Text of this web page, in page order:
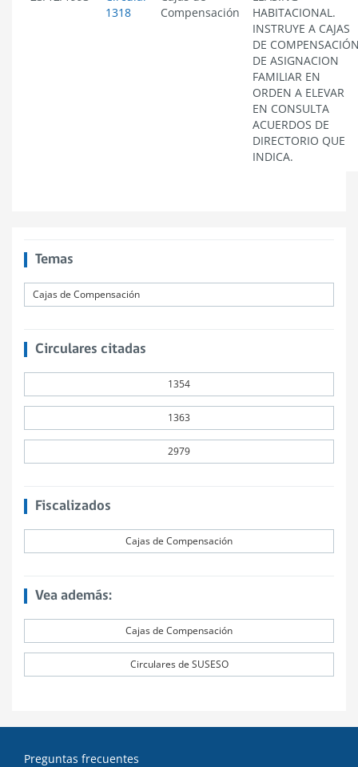
1318
Compensación
HABITACIONAL.
INSTRUYE A CAJAS
DE
DE ASIGNACION
FAMILIAR EN
ORDEN A ELEVAR
EN CONSULTA
ACUERDOS DE
DIRECTORIO QUE
INDICA.
Temas
Cajas de Compensación
Circulares citadas
1354
1363
2979
Fiscalizados
Cajas de Compensación
Vea además:
Cajas de Compensación
Circulares de SUSESO
Preguntas frecuentes